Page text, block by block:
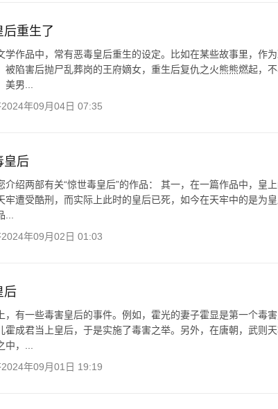
后重生了
学作品中，常有恶毒皇后重生的设定。比如在某些故事里，作
被陷害后抛尸乱葬岗的王府嫡女，重生后复仇之火熊熊燃起，
美男...
2024年09月04日 07:35
皇后
介绍两部有关“惊世毒皇后”的作品： 其一，在一篇作品中，皇
牢遭受酷刑，而实际上此时的皇后已死，如今在天牢中的是为
2024年09月02日 01:03
后
，有一些毒害皇后的事件。例如，霍光的妻子霍显是第一个毒
霍成君当上皇后，于是实施了毒害之举。另外，在唐朝，武则
中，...
2024年09月01日 19:19